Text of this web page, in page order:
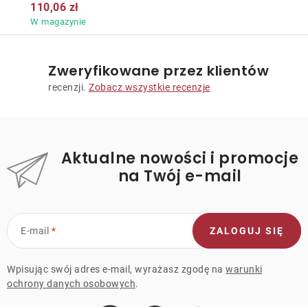
W magazynie
110,06 zł
Zweryfikowane przez klientów
recenzji. Zobacz wszystkie recenzje
Aktualne nowości i promocje
na Twój e-mail
E-mail
Wpisując swój adres e-mail, wyrażasz zgodę na warunki
ochrony danych osobowych.
ZALOGUJ SIĘ